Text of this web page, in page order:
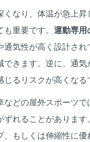
くなり、体温が急上
重要です。 運動専用
通気性が高く設計さ
きます。逆に、通気
るリスクが高くなる
などの屋外スポーツ
ずれることがありま
もしくは伸縮性に優